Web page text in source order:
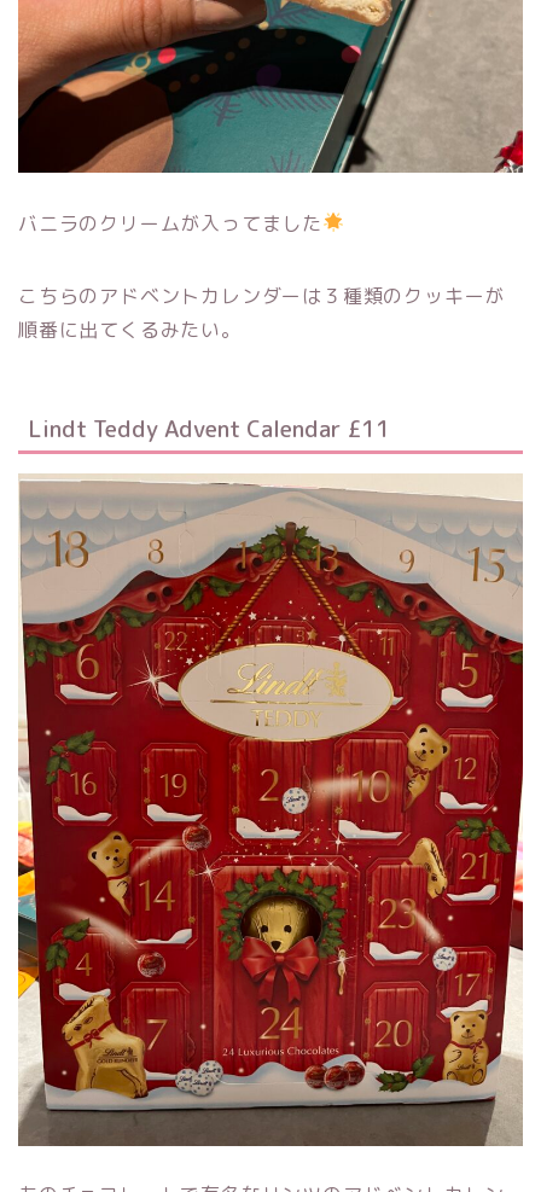
バニラのクリームが入ってました
こちらのアドベントカレンダーは３種類のクッキーが
順番に出てくるみたい。
Lindt Teddy Advent Calendar £11